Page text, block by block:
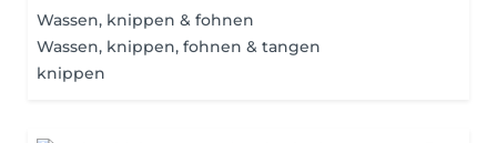
Wassen, knippen & fohnen
Wassen, knippen, fohnen & tangen
knippen